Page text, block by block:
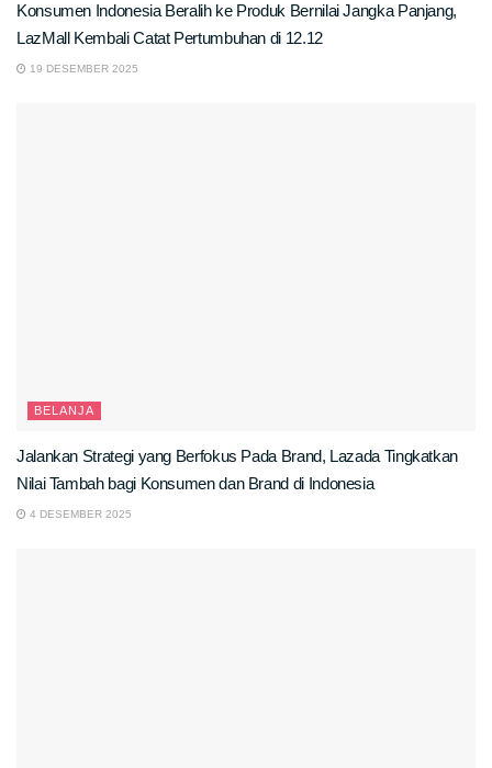
Konsumen Indonesia Beralih ke Produk Bernilai Jangka Panjang,
LazMall Kembali Catat Pertumbuhan di 12.12
19 DESEMBER 2025
BELANJA
Jalankan Strategi yang Berfokus Pada Brand, Lazada Tingkatkan
Nilai Tambah bagi Konsumen dan Brand di Indonesia
4 DESEMBER 2025